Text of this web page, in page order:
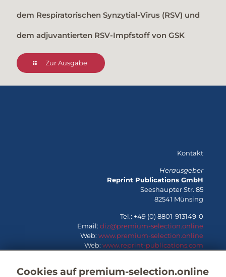
dem Respiratorischen Synzytial-Virus (RSV) und
dem adjuvantierten RSV-Impfstoff von GSK
Zur Ausgabe
Kontakt
Herausgeber
Reprint Publications GmbH
Seeshaupter Str. 85
82541 Münsing
Tel.: +49 (0) 8801-913149-0
Email: diz@premium-selection.online
Web: www.premium-selection.online
Web: www.reprint-publications.com
Cookies auf premium-selection.online